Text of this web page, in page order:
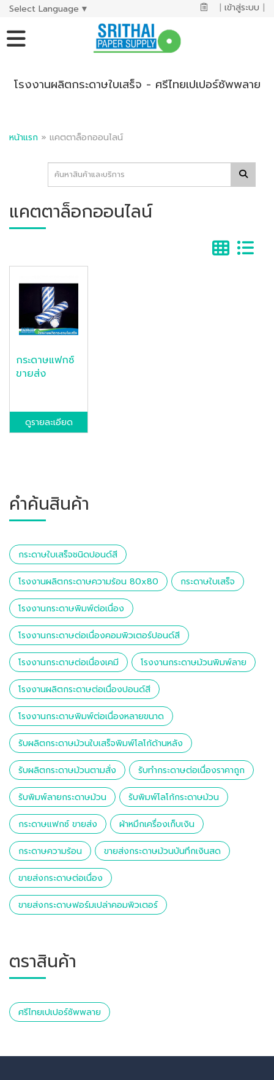
Select Language ▼ | เข้าสู่ระบบ |
โรงงานผลิตกระดาษใบเสร็จ - ศรีไทยเปเปอร์ซัพพลาย
หน้าแรก » แคตตาล็อกออนไลน์
แคตตาล็อกออนไลน์
กระดาษแฟกซ์
ขายส่ง
ดูรายละเอียด
คำค้นสินค้า
กระดาษใบเสร็จชนิดปอนด์สี
โรงงานผลิตกระดาษความร้อน 80x80 กระดาษใบเสร็จ
โรงงานกระดาษพิมพ์ต่อเนื่อง
โรงงานกระดาษต่อเนื่องคอมพิวเตอร์ปอนด์สี
โรงงานกระดาษต่อเนื่องเคมี โรงงานกระดาษม้วนพิมพ์ลาย
โรงงานผลิตกระดาษต่อเนื่องปอนด์สี
โรงงานกระดาษพิมพ์ต่อเนื่องหลายขนาด
รับผลิตกระดาษม้วนใบเสร็จพิมพ์โลโก้ด้านหลัง
รับผลิตกระดาษม้วนตามสั่ง รับทำกระดาษต่อเนื่องราคาถูก
รับพิมพ์ลายกระดาษม้วน รับพิมพ์โลโก้กระดาษม้วน
กระดาษแฟกซ์ ขายส่ง ผ้าหมึกเครื่องเก็บเงิน
กระดาษความร้อน ขายส่งกระดาษม้วนบันทึกเงินสด
ขายส่งกระดาษต่อเนื่อง
ขายส่งกระดาษฟอร์มเปล่าคอมพิวเตอร์
ตราสินค้า
ศรีไทยเปเปอร์ซัพพลาย